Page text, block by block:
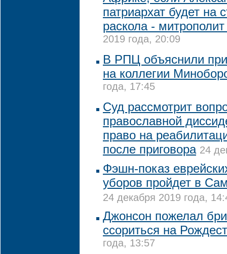
патриархат будет на
раскола -
2019 года, 20:09
В РПЦ объяснили
на коллегии
года, 17:45
Суд рассмотрит
православной
право на
после приговора 24
Фэшн-показ
уборов пройдет в
24 декабря 2019 года,
Джонсон пожелал
ссориться на
года, 13:57